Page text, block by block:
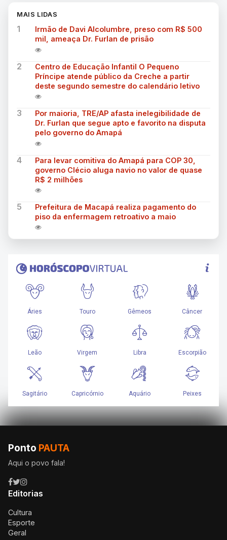
MAIS LIDAS
1
Irmão de Davi Alcolumbre, preso com R$ 500
mil, ameaça Dr. Furlan de prisão
2
Centro de Educação Infantil O Pequeno
Príncipe atende público da Creche a partir
deste segundo semestre do calendário letivo
3
Por maioria, TRE/AP afasta inelegibilidade de
Dr. Furlan que segue apto e favorito na disputa
pelo governo do Amapá
4
Para levar comitiva do Amapá para COP 30,
governo Clécio aluga navio no valor de quase
R$ 2 milhões
5
Prefeitura de Macapá realiza pagamento do
piso da enfermagem retroativo a maio
Ponto PAUTA
Aqui o povo fala!
Editorias
Cultura
Esporte
Geral